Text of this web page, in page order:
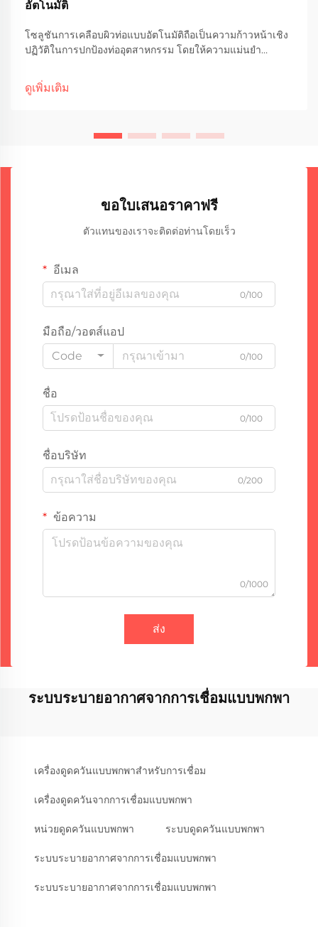
อัตโนมัติ
โซลูชันการเคลือบผิวท่อแบบอัตโนมัติถือเป็นความก้าวหน้าเชิง
ปฏิวัติในการปกป้องท่ออุตสาหกรรม โดยให้ความแม่นยำ
ทำด้วยมืออย่างชัดเจน คู่มือโดยละเอียดนี้จะสำรวจประเด็น
สำคัญ...
ดูเพิ่มเติม
ขอใบเสนอราคาฟรี
ตัวแทนของเราจะติดต่อท่านโดยเร็ว
อีเมล
0/100
มือถือ/วอตส์แอป
Code
0/100
ชื่อ
0/100
ชื่อบริษัท
0/200
ข้อความ
0/1000
ส่ง
ระบบระบายอากาศจากการเชื่อมแบบพกพา
เครื่องดูดควันแบบพกพาสำหรับการเชื่อม
เครื่องดูดควันจากการเชื่อมแบบพกพา
หน่วยดูดควันแบบพกพา ระบบดูดควันแบบพกพา
ระบบระบายอากาศจากการเชื่อมแบบพกพา
ระบบระบายอากาศจากการเชื่อมแบบพกพา